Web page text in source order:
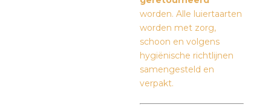
worden. Alle luiertaarten
worden met zorg,
schoon en volgens
hygiënische richtlijnen
samengesteld en
verpakt.